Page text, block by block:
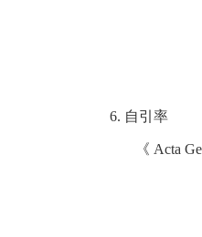
6. 自引率
《 Acta